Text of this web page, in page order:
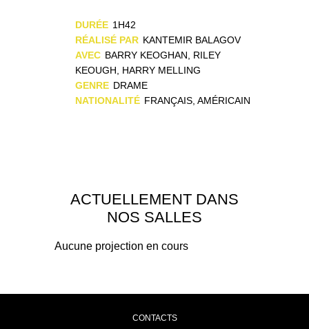
DURÉE 1H42
RÉALISÉ PAR KANTEMIR BALAGOV
AVEC BARRY KEOGHAN, RILEY
KEOUGH, HARRY MELLING
GENRE DRAME
NATIONALITÉ FRANÇAIS, AMÉRICAIN
ACTUELLEMENT DANS
NOS SALLES
Aucune projection en cours
CONTACTS